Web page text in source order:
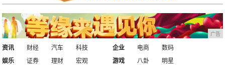
广告
资讯 财经 汽车
科技
娱乐
证券 理财 宏观
企业 电商
数码
游戏
八卦
明星